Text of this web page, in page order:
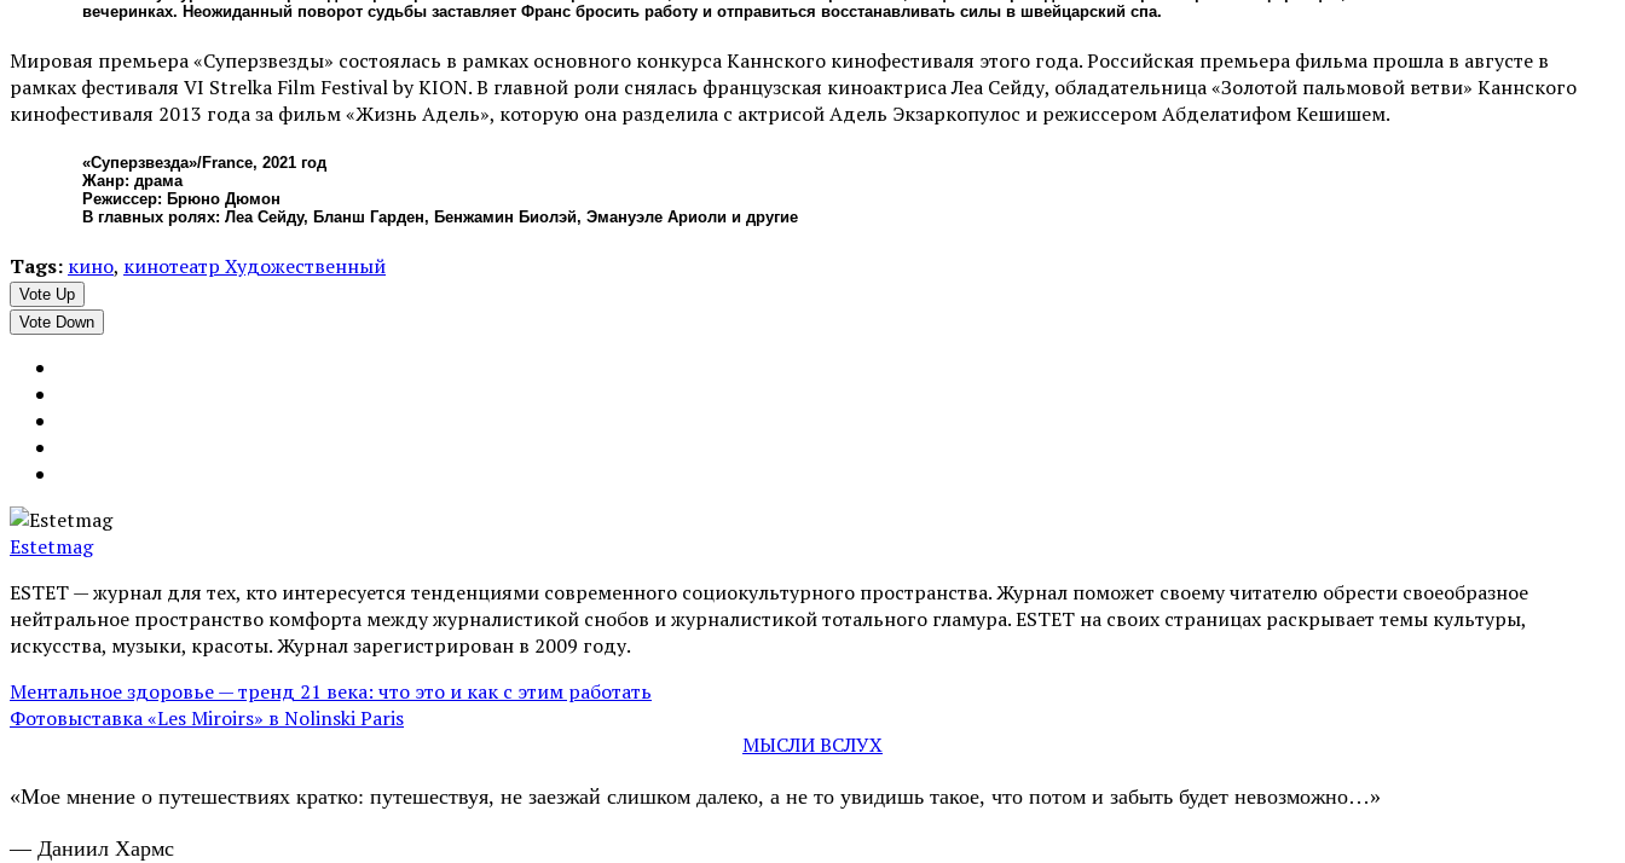
вечеринках. Неожиданный поворот судьбы заставляет Франс бросить работу и отправиться восстанавливать силы в швейцарский спа.
Мировая премьера «Суперзвезды» состоялась в рамках основного конкурса Каннского кинофестиваля этого года. Российская премьера фильма прошла в августе в
рамках фестиваля VI Strelka Film Festival by KION. В главной роли снялась французская киноактриса Леа Сейду, обладательница «Золотой пальмовой ветви» Каннского
кинофестиваля 2013 года за фильм «Жизнь Адель», которую она разделила с актрисой Адель Экзаркопулос и режиссером Абделатифом Кешишем.
«Суперзвезда»/France, 2021 год
Жанр: драма
Режиссер: Брюно Дюмон
В главных ролях: Леа Сейду, Бланш Гарден, Бенжамин Биолэй, Эмануэле Ариоли и другие
Tags: кино, кинотеатр Художественный
Vote Up
Vote Down
Estetmag
ESTET — журнал для тех, кто интересуeтся тенденциями современного социокультурного пространства. Журнал поможет своему читателю обрести своеобразное
нейтральное пространство комфорта между журналистикой снобов и журналистикой тотального гламура. ESTET на своих страницах раскрывает темы культуры,
искусства, музыки, красоты. Журнал зарегистрирован в 2009 году.
Ментальное здоровье — тренд 21 века: что это и как с этим работать
Фотовыставка «Les Miroirs» в Nolinski Paris
МЫСЛИ ВСЛУХ
«Мое мнение о путешествиях кратко: путешествуя, не заезжай слишком далеко, а не то увидишь такое, что потом и забыть будет невозможно…»
— Даниил Хармс